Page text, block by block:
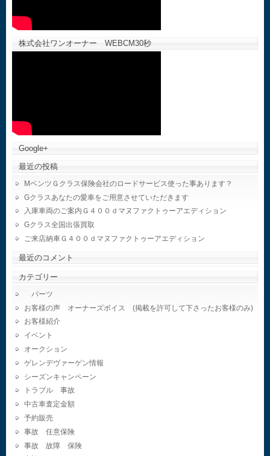
株式会社ワンオーナー WEBCM30秒
Google+
最近の投稿
MベンツＧクラス保険会社のロードサービス使った事あります？
Gクラスあなたの愛車をご用意させていただきます
入庫車両のご案内Ｇ４００ｄマヌファクトゥーアエディション
Gクラス全国出張買取
ご来店納車Ｇ４００ｄマヌファクトゥーアエディション
最近のコメント
カテゴリー
パーツ
お客様の声 オーナーズボイス (掲載を許可して下さったお客様のみ)
お客様紹介
イベント
オークション
ゲレンデヴァーゲン情報
シーズンキャンペーン
トラブル 事故
中古車査定金額
予約販売
事故 任意保険
事故 故障 保険